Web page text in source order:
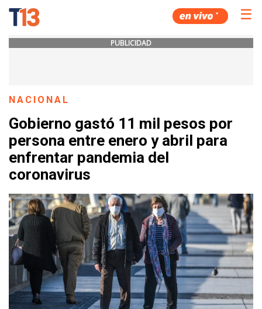
☰
PUBLICIDAD
NACIONAL
Gobierno gastó 11 mil pesos por
persona entre enero y abril para
enfrentar pandemia del
coronavirus